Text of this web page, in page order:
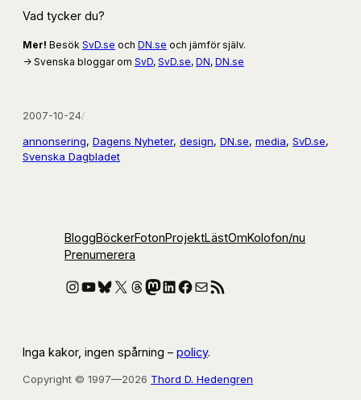
Vad tycker du?
Mer! Besök SvD.se och DN.se och jämför själv.
→ Svenska bloggar om SvD, SvD.se, DN, DN.se
2007-10-24/
annonsering, Dagens Nyheter, design, DN.se, media, SvD.se
Svenska Dagbladet
BloggBöckerFotonProjektLästOmKolofon/nu
Prenumerera
Instagram
YouTube
Bluesky
X Threads
Mastodon
LinkedIn
Facebook
E-postRSS-flöde
Inga kakor, ingen spårning – policy.
Copyright © 1997—2026 Thord D. Hedengren